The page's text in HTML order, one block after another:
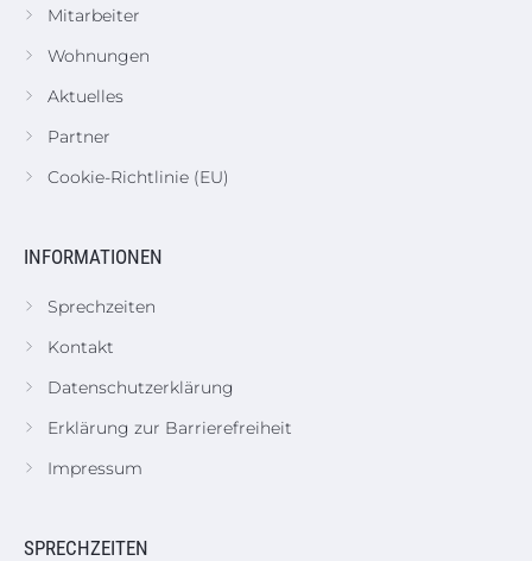
Mitarbeiter
Wohnungen
Aktuelles
Partner
Cookie-Richtlinie (EU)
INFORMATIONEN
Sprechzeiten
Kontakt
Datenschutzerklärung
Erklärung zur Barrierefreiheit
Impressum
SPRECHZEITEN